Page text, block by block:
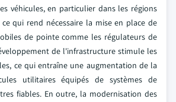
véhicules, en particulier dans les régions
qui rend nécessaire la mise en place de
de pointe comme les régulateurs de
de l'infrastructure stimule les
ce qui entraîne une augmentation de la
utilitaires équipés de systèmes de
fiables. En outre, la modernisation des